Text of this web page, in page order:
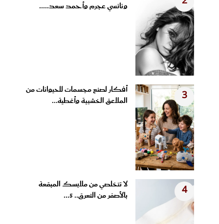
ونانسي عجرم وأحمد سعد.....
3
أفكار لصنع مجسمات للحيوانات من
الملاعق الخشبية وأغطية...
4
لا تتخلصي من ملابسك المبقعة
بالأصفر من التعرق.. 5...